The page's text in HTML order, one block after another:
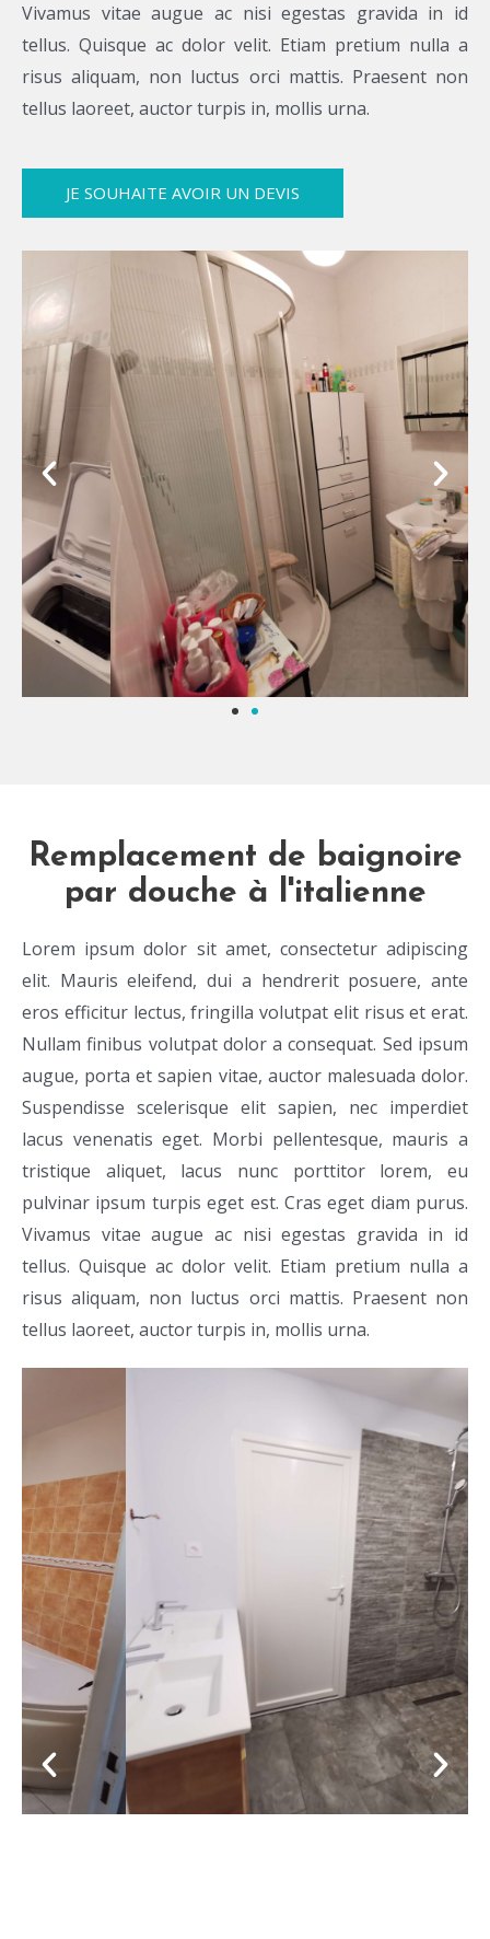
Vivamus vitae augue ac nisi egestas gravida in id
tellus. Quisque ac dolor velit. Etiam pretium nulla a
risus aliquam, non luctus orci mattis. Praesent non
tellus laoreet, auctor turpis in, mollis urna.
JE SOUHAITE AVOIR UN DEVIS
Remplacement de baignoire
par douche à l'italienne
Lorem ipsum dolor sit amet, consectetur adipiscing
elit. Mauris eleifend, dui a hendrerit posuere, ante
eros efficitur lectus, fringilla volutpat elit risus et erat.
Nullam finibus volutpat dolor a consequat. Sed ipsum
augue, porta et sapien vitae, auctor malesuada dolor.
Suspendisse scelerisque elit sapien, nec imperdiet
lacus venenatis eget. Morbi pellentesque, mauris a
tristique aliquet, lacus nunc porttitor lorem, eu
pulvinar ipsum turpis eget est. Cras eget diam purus.
Vivamus vitae augue ac nisi egestas gravida in id
tellus. Quisque ac dolor velit. Etiam pretium nulla a
risus aliquam, non luctus orci mattis. Praesent non
tellus laoreet, auctor turpis in, mollis urna.